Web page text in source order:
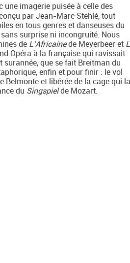
une imagerie puisée à celle des
par Jean-Marc Stehlé, tout
en tous genres et danseuses du
surprise ni incongruité. Nous
de L’Africainede Meyerbeer et
Opéra à la française qui ravissait
surannée, que se fait Breitman du
enfin et pour finir : le vol
Belmonte et libérée de la cage qui la
du Singspielde Mozart.